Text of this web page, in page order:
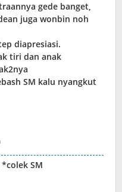
gede banget,
juga wonbin noh
diapresiasi.
tiri dan anak
SM kalu nyangkut
SM